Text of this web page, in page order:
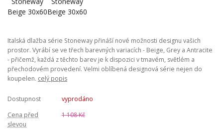
Italská dlažba série Stoneway přináší nové možnosti designu vašich
prostor. Vyrábí se ve třech barevných variacích - Beige, Grey a Antracite
- přičemž, každá z těchto barev je k dispozici v tmavém, světlém a
přechodovém provedení. Velmi oblíbená designová série nejen do
koupelen. celý popis
Dostupnost
vyprodáno
Cena před
slevou
1 108 Kč